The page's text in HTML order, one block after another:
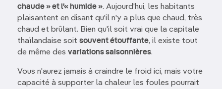
chaude » et l'« humide ». Aujourd'hui, les habitants
plaisantent en disant qu'il n'y a plus que chaud, très
chaud et brûlant. Bien qu'il soit vrai que la capitale
thaïlandaise soit souvent étouffante, il existe tout
de même des variations saisonnières.
Vous n'aurez jamais à craindre le froid ici, mais votre
capacité à supporter la chaleur les foules pourrait